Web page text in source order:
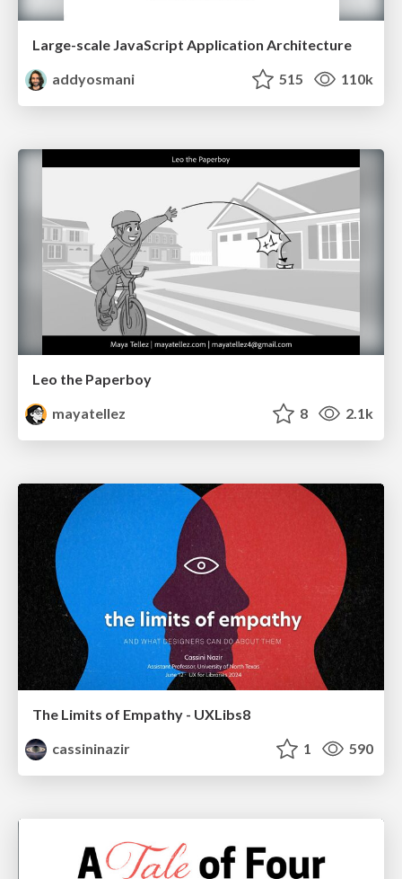
Large-scale JavaScript Application Architecture
addyosmani
515 110k
Leo the Paperboy
mayatellez
8 2.1k
The Limits of Empathy - UXLibs8
cassininazir
1 590